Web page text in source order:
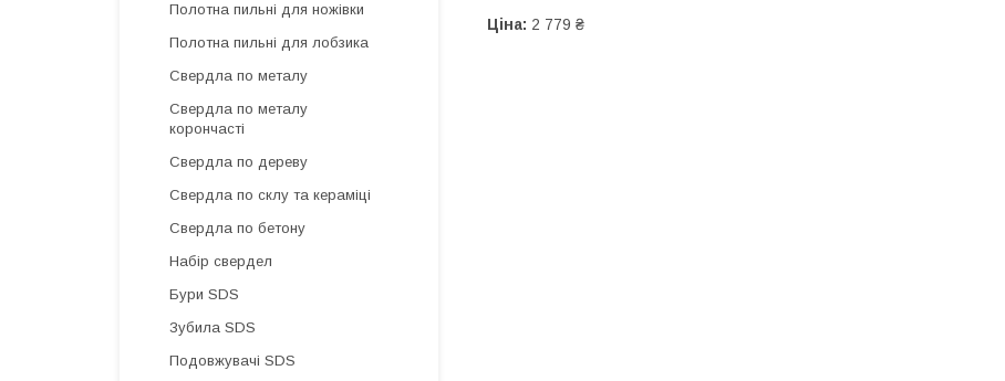
Ціна: 2 779 ₴
Полотна пильні для ножівки
Полотна пильні для лобзика
Свердла по металу
Свердла по металу
корончасті
Свердла по дереву
Свердла по склу та кераміці
Свердла по бетону
Набір свердел
Бури SDS
Зубила SDS
Подовжувачі SDS